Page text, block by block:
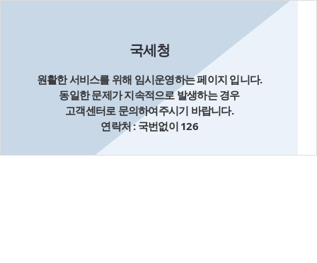
국세청
원활한 서비스를 위해 임시운영하는 페이지 입니다.
동일한 문제가 지속적으로 발생하는 경우
고객센터로 문의하여주시기 바랍니다.
연락처 : 국번없이 126